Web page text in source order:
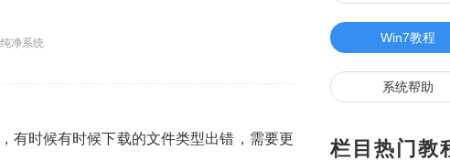
净系统
时候有时候下载的文件类型出错，需要更
Win7教程
系统帮助
栏目热门教